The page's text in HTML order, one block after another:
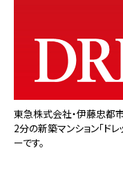
東急株式会社・伊藤忠都
2分の新築マンション「ド
ーです。